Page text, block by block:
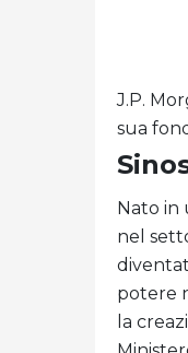
J.P.
sua
Nato in
nel
potere
la